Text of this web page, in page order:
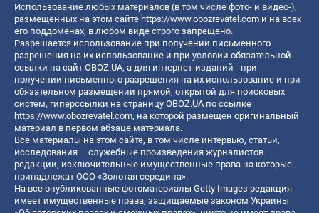
Использование любых материалов (в том числе фото- и видео-),
размещенных на этом сайте https://www.obozrevatel.com и на всех
его поддоменах, в любом виде строго запрещено.
Разрешается использование при получении письменного
разрешения на их использование и при условии обязательной
ссылки на сайт OBOZ.UA, а для интернет-изданий - при
получении письменного разрешения на их использование и при
обязательном размещении прямой, открытой для поисковых
систем, гиперссылки на страницу OBOZ.UA по ссылке
https://www.obozrevatel.com, на которой размещен оригинальный
материал в первом абзаце материала.
Все материалы на этом сайте, в том числе интервью, статьи,
исследования – служебные произведения журналистов
редакции, исключительные имущественные права на которые
принадлежат ООО «Золотая середина».
На все опубликованные фотоматериалы Getty Images редакция
имеет имущественные права, защищаемые законом Украины